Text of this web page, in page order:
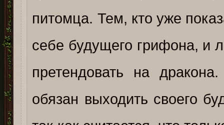
питомца. Тем, кто уже
себе будущего грифона, и
претендовать на
обязан выходить своего